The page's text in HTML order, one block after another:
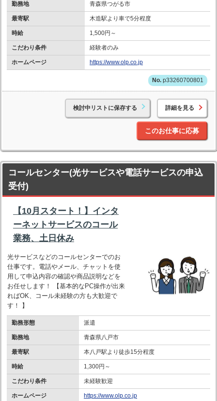
勤務地 青森県つがる市
最寄駅 木造駅より車で5分程度
時給 1,500円～
こだわり条件 経験者のみ
ホームページ https://www.olp.co.jp
p33260700801
検討中リストに保存する 詳細を見る
このお仕事に応募
コールセンター(光サービスや電話サービスの申込
受付)
【10月スタート！】インタ
ーネットサービスのコール
業務、土日休み
光サービスなどのコールセンターでのお
仕事です。電話やメール、チャットを使
用して申込内容の確認や商品説明などを
お任せします！ 【基本的なPC操作が出来
ればOK、コール未経験の方も大歓迎で
す！ 】
勤務形態 派遣
勤務地 青森県八戸市
最寄駅 本八戸駅より徒歩15分程度
時給 1,300円～
こだわり条件 未経験歓迎
ホームページ https://www.olp.co.jp